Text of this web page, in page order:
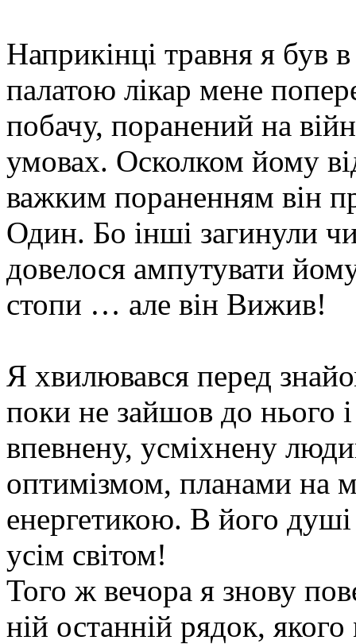
Наприкінці травня я був
палатою лікар мене
побачу, поранений на
умовах. Осколком йому
важким пораненням він
Один. Бо інші загинули
довелося ампутувати
стопи … але він Вижив!
Я хвилювався перед
поки не зайшов до нього
впевнену, усміхнену
оптимізмом, планами на
енергетикою. В його
усім світом!
Того ж вечора я знову
ній останній рядок,